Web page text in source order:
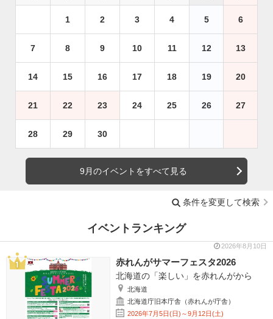
1 2 3 4 5 6
7 8 9 10 11 12 13
14 15 16 17 18 19 20
21 22 23 24 25 26 27
28 29 30
9月のイベントをすべて見る
条件を変更して検索
イベントランキング
2026年8月10日
赤れんがサマーフェスタ2026
北海道の「楽しい」を赤れんがから
北海道
北海道庁旧本庁舎（赤れんが庁舎）
2026年7月5日(日)～9月12日(土)